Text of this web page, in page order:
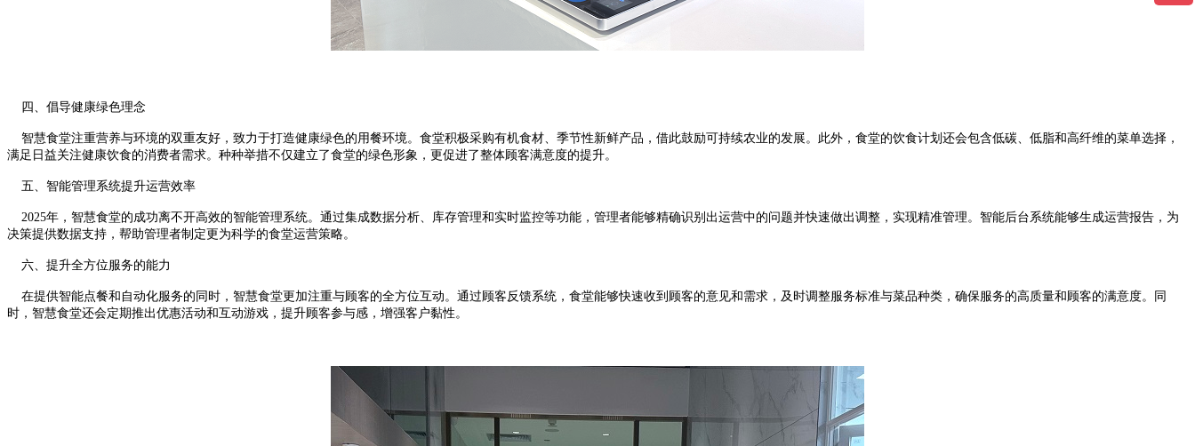
四、倡导健康绿色理念
智慧食堂注重营养与环境的双重友好， 致力于打造健康绿色的用餐环境。食堂积极采购有机食材、季节性新鲜产品，借此鼓励可持续农业的发展。此外，食堂的饮食计划还会包含低碳、低脂和高纤维的菜单选择，
满足日益关注健康饮食的消费者需求。种种举措不仅建立了食堂的绿色形象，更促进了整体顾客满意度的提升。
五、智能管理系统提升运营效率
2025年，智慧食堂的成功离不开高效的智能管理系统。通过集成数据分析、库存管理和实时监控等功能，管理者能够精确识别出运营中的问题并快速做出调整，实现精准管理。智能后台系统能够生成运营报告，为
决策提供数据支持，帮助管理者制定更为科学的食堂运营策略。
六、提升全方位服务的能力
在提供智能点餐和自动化服务的同时，智慧食堂更加注重与顾客的全方位互动。通过顾客反馈系统，食堂能够快速收到顾客的意见和需求，及时调整服务标准与菜品种类，确保服务的高质量和顾客的满意度。同
时，智慧食堂还会定期推出优惠活动和互动游戏，提升顾客参与感，增强客户黏性。